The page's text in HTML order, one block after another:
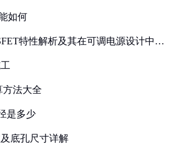
如何
特性解析及其在可调电源设计中的
方法大全
是多少
底孔尺寸详解